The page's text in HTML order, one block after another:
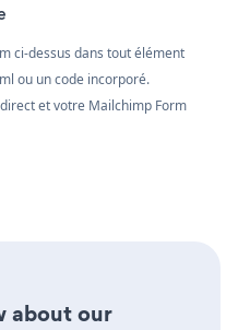
ci-dessus dans tout élément
ou un code incorporé.
et votre Mailchimp Form
about our